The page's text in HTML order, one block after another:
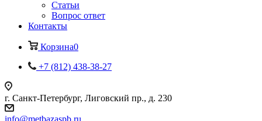
Статьи
Вопрос ответ
Контакты
Корзина0
+7 (812) 438-38-27
г. Санкт-Петербург, Лиговский пр., д. 230
info@metbazaspb.ru